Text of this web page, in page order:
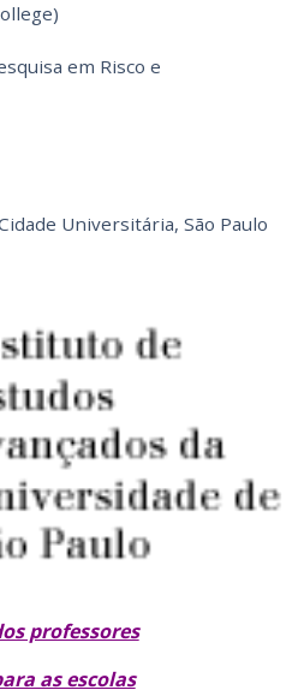
em Risco e
Universitária, São Paulo
professores
as escolas